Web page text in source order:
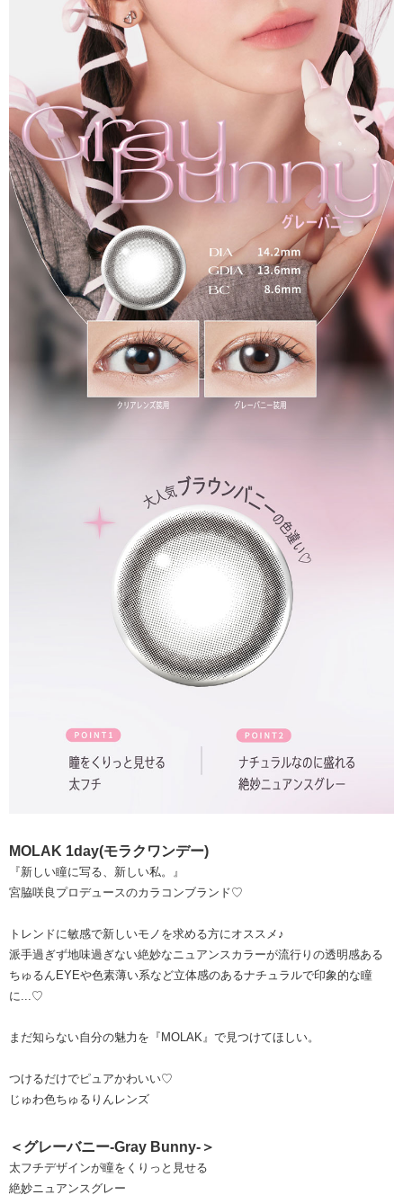
MOLAK 1day(モラクワンデー)
『新しい瞳に写る、新しい私。』
宮脇咲良プロデュースのカラコンブランド♡
トレンドに敏感で新しいモノを求める方にオススメ♪
派手過ぎず地味過ぎない絶妙なニュアンスカラーが流行りの透明感ある
ちゅるんEYEや色素薄い系など立体感のあるナチュラルで印象的な瞳
に...♡
まだ知らない自分の魅力を『MOLAK』で見つけてほしい。
つけるだけでピュアかわいい♡
じゅわ色ちゅるりんレンズ
＜グレーバニー-Gray Bunny-＞
太フチデザインが瞳をくりっと見せる
絶妙ニュアンスグレー